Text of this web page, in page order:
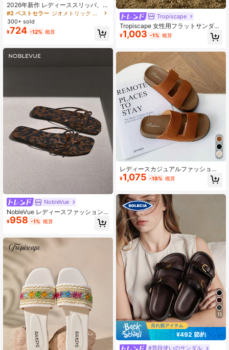
2026年新作 レディーススリッパ、春
夏ビーチサンダル、軽量アウトドア
ウェア、ソフトソール、エレガント
で快適、ボヘミアンファッション、
バケーション、ビーチ、カジュア
向け
#2 ベストセラー
ジオメトリック 女性フラットサンダル
300+ sold
¥724 -12% 概算
NobleVue
NobleVue レディースファッション
スリッパ - 軽量、通気性、オープン
トゥ、フラット、カジュアルな夏用
¥958 -1% 概算
Tropiscape
Tropiscape 女性用フラットサンダル
ヒョウ柄金属飾りストラップデザイ
ン、ピュアブラック、ビーチシュー
ンス気分
¥1,003 -1% 概算
レディースカジュアルファッション
オープントゥスリッパ、新作レトロ
フラットソフト滑り止めビーチバケ
¥1,075 -19% 概算
15
¥492 節約
#普段使いのサンダル